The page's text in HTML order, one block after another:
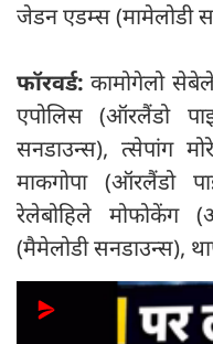
जेडन एडम्स (मामेलोडी
फॉरवर्ड: कामोगेलो
एपोलिस (ऑरलैंडो
सनडाउन्स), त्सेपांग
माकगोपा (ऑरलैंडो
रेलेबोहिले मोफोकेंग
(मैमेलोडी सनडाउन्स),